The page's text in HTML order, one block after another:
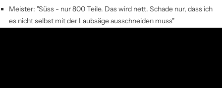
Meister: "Süss - nur 800 Teile. Das wird nett. Schade nur, dass ich
es nicht selbst mit der Laubsäge ausschneiden muss"